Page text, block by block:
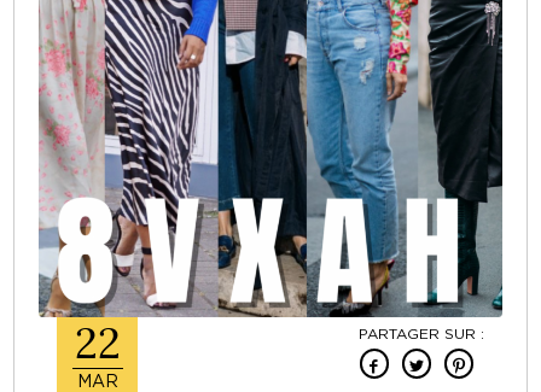
22
MAR
PARTAGER SUR :